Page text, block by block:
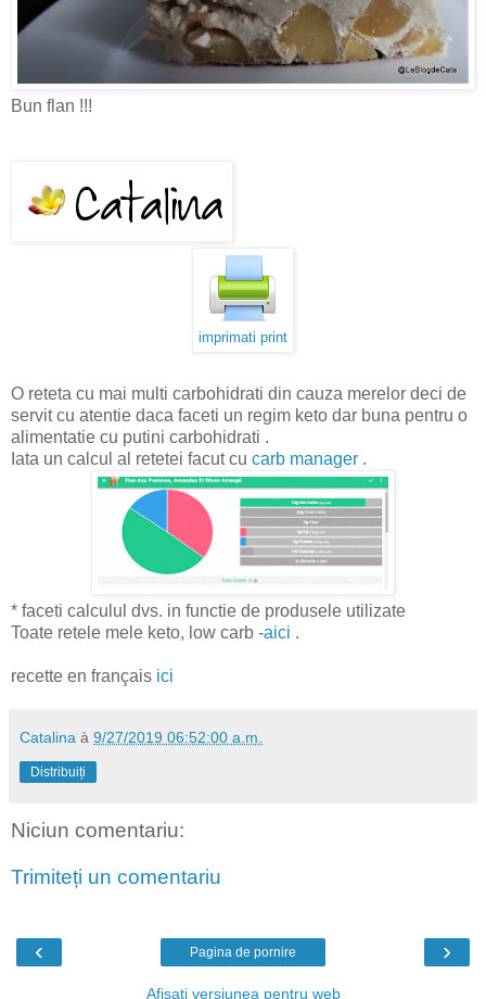
Bun flan !!!
imprimati print
O reteta cu mai multi carbohidrati din cauza merelor deci de
servit cu atentie daca faceti un regim keto dar buna pentru o
alimentatie cu putini carbohidrati .
Iata un calcul al retetei facut cu carb manager .
* faceti calculul dvs. in functie de produsele utilizate
Toate retele mele keto, low carb -aici .
recette en français ici
Catalina à 9/27/2019 06:52:00 a.m.
Distribuiți
Niciun comentariu:
Trimiteți un comentariu
‹ ›
Pagina de pornire
Afișați versiunea pentru web